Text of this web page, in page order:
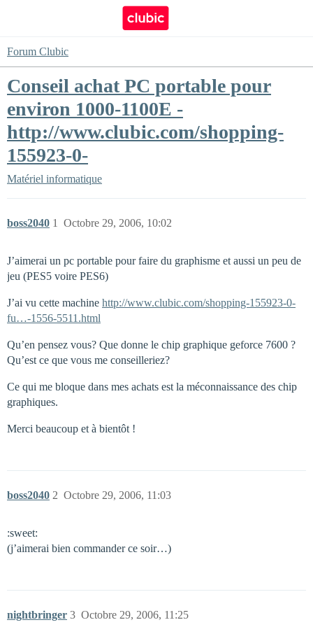
Forum Clubic
Conseil achat PC portable pour
environ 1000-1100E -
http://www.clubic.com/shopping-
155923-0-
Matériel informatique
boss2040 Octobre 29, 2006, 10:02
1
J’aimerai un pc portable pour faire du graphisme et aussi un peu de
jeu (PES5 voire PES6)
J’ai vu cette machine http://www.clubic.com/shopping-155923-0-
fu…-1556-5511.html
Qu’en pensez vous? Que donne le chip graphique geforce 7600 ?
Qu’est ce que vous me conseilleriez?
Ce qui me bloque dans mes achats est la méconnaissance des chip
graphiques.
Merci beaucoup et à bientôt !
boss2040 Octobre 29, 2006, 11:03
2
:sweet:
(j’aimerai bien commander ce soir…)
nightbringer Octobre 29, 2006, 11:25
3